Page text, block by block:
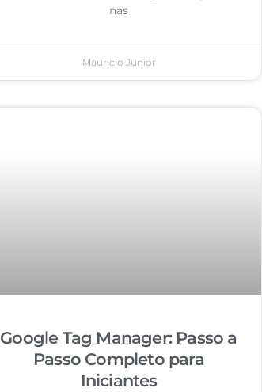
nas
Mauricio Junior
Google Tag Manager: Passo a
Passo Completo para
Iniciantes